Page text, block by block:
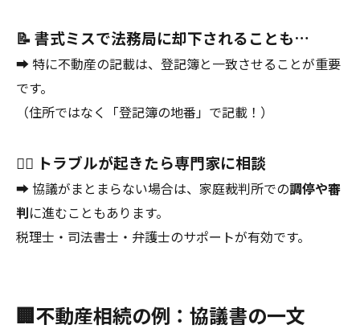
📝 書式ミスで法務局に却下されることも…
➡ 特に不動産の記載は、登記簿と一致させることが重要
です。
（住所ではなく「登記簿の地番」で記載！）
👨‍⚖️ トラブルが起きたら専門家に相談
➡ 協議がまとまらない場合は、家庭裁判所での調停や審
判に進むこともあります。
税理士・司法書士・弁護士のサポートが有効です。
🏢不動産相続の例：協議書の一文